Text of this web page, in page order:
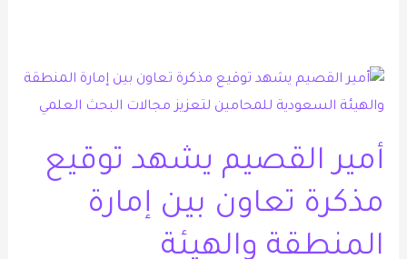
أمير القصيم يشهد توقيع
مذكرة تعاون بين إمارة
المنطقة والهيئة
أمير
القصيم
توقيع
مذكرة
تعاون